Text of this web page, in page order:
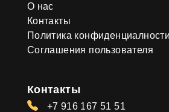
О нас
Контакты
Политика конфиденциалности
Соглашения пользователя
Контакты
+7 916 167 51 51